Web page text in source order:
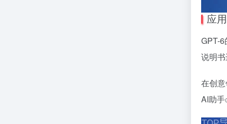
应
GPT-
说明
在创
AI助手